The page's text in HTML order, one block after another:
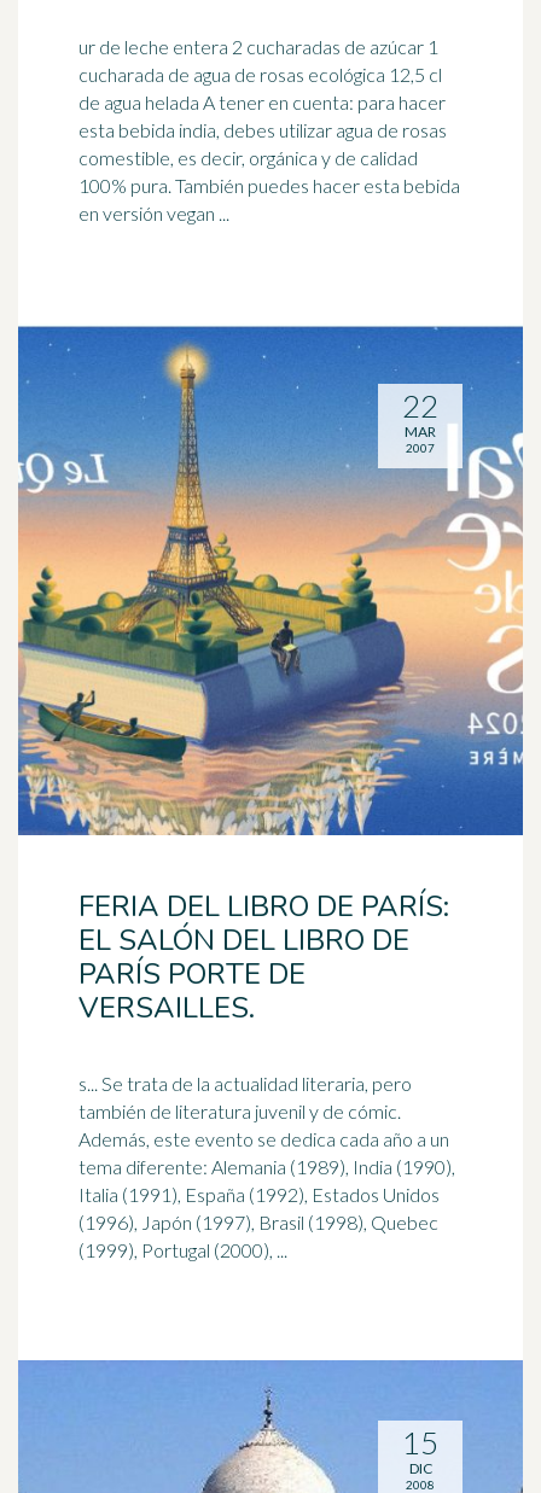
ur de leche entera 2 cucharadas de azúcar 1
cucharada de agua de rosas ecológica 12,5 cl
de agua helada A tener en cuenta: para hacer
esta bebida india, debes utilizar agua de rosas
comestible, es decir, orgánica y de calidad
100% pura. También puedes hacer esta bebida
en versión vegan ...
FERIA DEL LIBRO DE PARÍS:
EL SALÓN DEL LIBRO DE
PARÍS PORTE DE
VERSAILLES.
s... Se trata de la actualidad literaria, pero
también de literatura juvenil y de cómic.
Además, este evento se dedica cada año a un
tema diferente: Alemania (1989), India (1990),
Italia (1991), España (1992), Estados Unidos
(1996), Japón (1997), Brasil (1998), Quebec
(1999), Portugal (2000), ...
22
MAR
2007
15
DIC
2008